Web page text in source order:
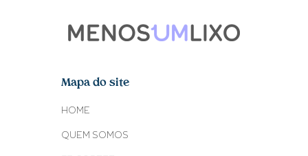
Mapa do site
HOME
QUEM SOMOS